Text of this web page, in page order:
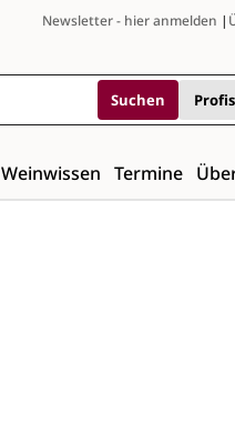
Newsletter - hier anmelden |
Suchen
Weinwissen Termine